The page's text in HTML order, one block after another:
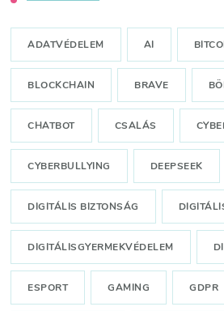
ADATVÉDELEM AI
BLOCKCHAIN BRAVE
CHATBOT CSALÁS
CYBERBULLYING DEEPSEEK
DIGITÁLIS BIZTONSÁG
DIGITÁLISGYERMEKVÉDELEM
ESPORT GAMING GDPR